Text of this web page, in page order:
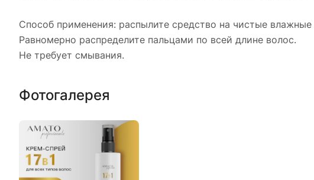
Способ применения: распылите средство на чистые
Равномерно распределите пальцами по всей длине волос.
Не требует смывания.
Фотогалерея